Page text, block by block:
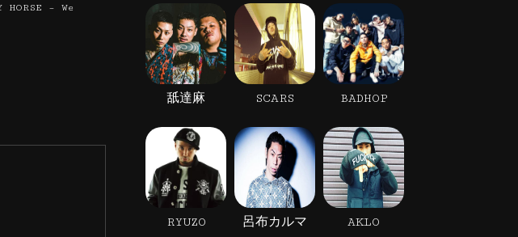
HORSE – We
舐達麻 SCARS BADHOP
RYUZO 呂布カルマ AKLO